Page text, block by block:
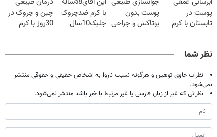
شدی🔥
آبرسانی عمقی
پوست در
تابستان با کرم
جوانسازی طبیعی
پوست بدون
بوتاکس و جراحی
این آقای58ساله
با کرم ضدچروک
جلبک10سال
تخفیف)
درمان طبیعی
چین و چروک در
30روز با کرم
نظر شما
نظرات حاوی توهین و هرگونه نسبت ناروا به اشخاص حقیقی و حقوقی منتشر
نمی‌شود.
نظراتی که غیر از زبان فارسی یا غیر مرتبط با خبر باشد منتشر نمی‌شود.